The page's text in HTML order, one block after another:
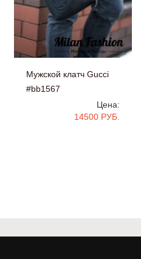
Мужской клатч Gucci
#bb1567
Цена:
14500 РУБ.